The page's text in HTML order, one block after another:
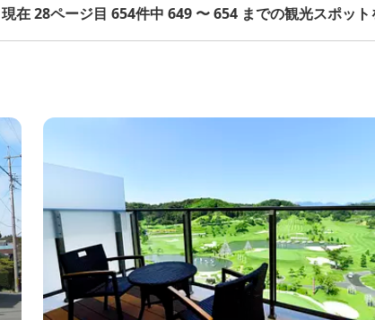
現在 28ページ目 654件中 649 〜 654 までの観光スポット